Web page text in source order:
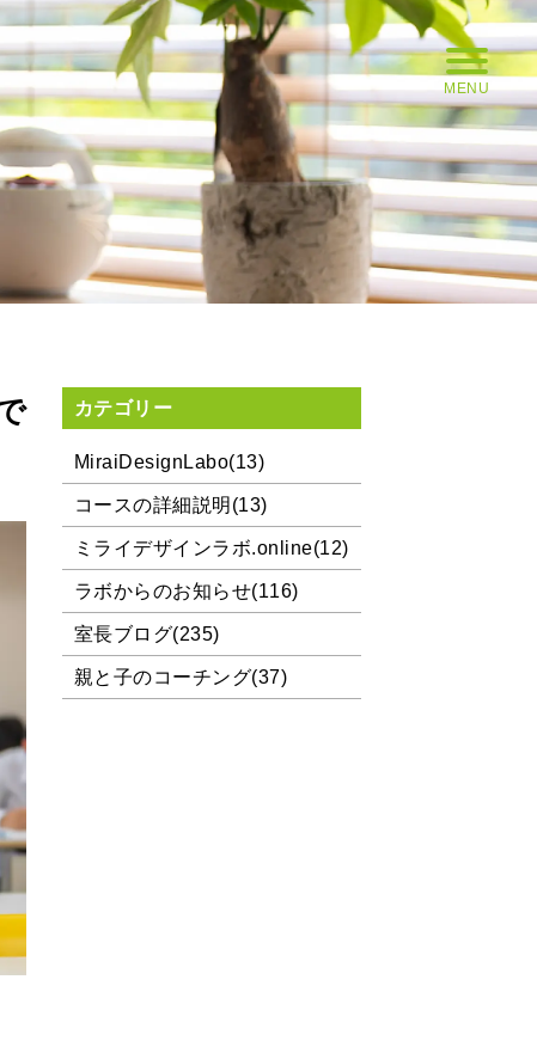
MENU
カテゴリー
MiraiDesignLabo(13)
コースの詳細説明(13)
ミライデザインラボ.online(12)
ラボからのお知らせ(116)
室長ブログ(235)
親と子のコーチング(37)